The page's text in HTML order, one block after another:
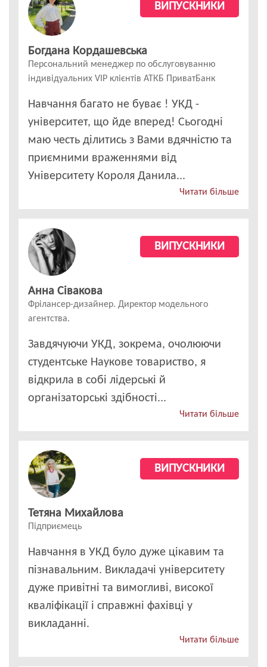
ВИПУСКНИКИ
Богдана Кордашевська
Персональний менеджер по обслуговуванню
індивідуальних VIP клієнтів АТКБ ПриватБанк
Навчання багато не буває ! УКД -
університет, що йде вперед! Сьогодні
маю честь ділитись з Вами вдячністю та
приємними враженнями від
Університету Короля Данила...
Читати більше
ВИПУСКНИКИ
Анна Сівакова
Фрілансер-дизайнер. Директор модельного
агентства.
Завдячуючи УКД, зокрема, очолюючи
студентське Наукове товариство, я
відкрила в собі лідерські й
організаторські здібності...
Читати більше
ВИПУСКНИКИ
Тетяна Михайлова
Підприємець
Навчання в УКД було дуже цікавим та
пізнавальним. Викладачі університету
дуже привітні та вимогливі, високої
кваліфікації і справжні фахівці у
викладанні.
Читати більше